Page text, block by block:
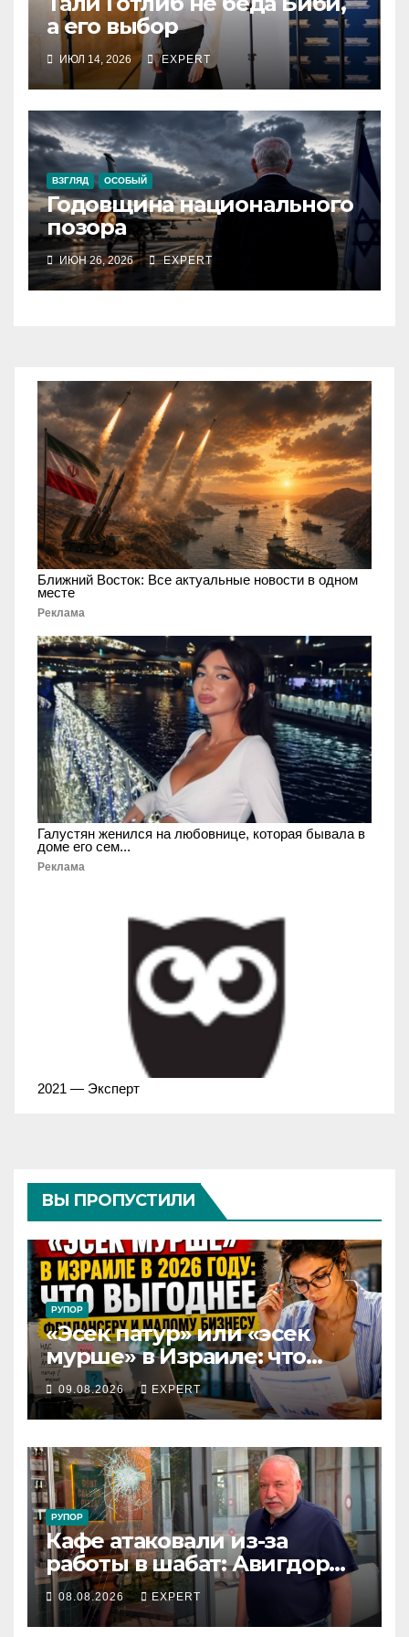
а его выбор
ИЮЛ 14, 2026 EXPERT
ВЗГЛЯД ОСОБЫЙ
Годовщина национального
позора
ИЮН 26, 2026 EXPERT
Ближний Восток: Все актуальные новости в одном
месте
Реклама
Галустян женился на любовнице, которая бывала в
доме его сем...
Реклама
2021 — Эксперт
ВЫ ПРОПУСТИЛИ
РУПОР
«Эсек патур» или «эсек
мурше» в Израиле: что
выгоднее фрилансеру и
малому бизнесу в 2026 году
09.08.2026 EXPERT
РУПОР
Кафе атаковали из-за
работы в шабат: Авигдор
Либерман приехал
поддержать владельцев
08.08.2026 EXPERT